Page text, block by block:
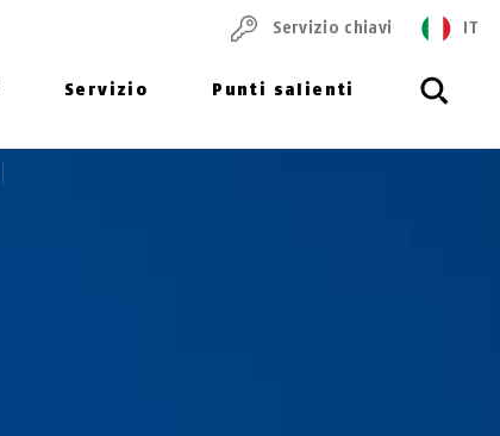
Servizio Punti salienti
Servizio chiavi IT